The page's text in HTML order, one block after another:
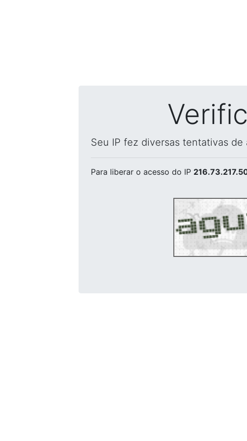
Seu IP fez diversas tentativas
Para liberar o acesso do IP